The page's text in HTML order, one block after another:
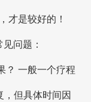
才是较好的！
问题：
？ 一般一个疗程
，但具体时间因